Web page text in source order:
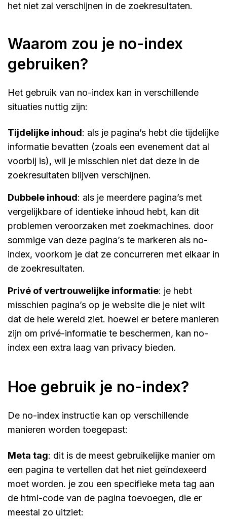
het niet zal verschijnen in de zoekresultaten.
waarom zou je no-index
gebruiken?
Het gebruik van no-index kan in verschillende
situaties nuttig zijn:
tijdelijke inhoud: als je pagina’s hebt die tijdelijke
informatie bevatten (zoals een evenement dat al
voorbij is), wil je misschien niet dat deze in de
zoekresultaten blijven verschijnen.
dubbele inhoud: als je meerdere pagina’s met
vergelijkbare of identieke inhoud hebt, kan dit
problemen veroorzaken met zoekmachines. door
sommige van deze pagina’s te markeren als no-
index, voorkom je dat ze concurreren met elkaar in
de zoekresultaten.
privé of vertrouwelijke informatie: je hebt
misschien pagina’s op je website die je niet wilt
dat de hele wereld ziet. hoewel er betere manieren
zijn om privé-informatie te beschermen, kan no-
index een extra laag van privacy bieden.
hoe gebruik je no-index?
De no-index instructie kan op verschillende
manieren worden toegepast:
meta tag: dit is de meest gebruikelijke manier om
een pagina te vertellen dat het niet geïndexeerd
moet worden. je zou een specifieke meta tag aan
de html-code van de pagina toevoegen, die er
meestal zo uitziet: